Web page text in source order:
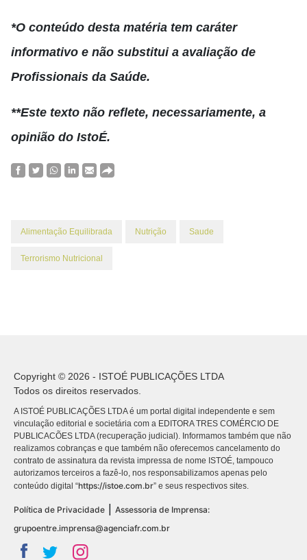
*O conteúdo desta matéria tem caráter
informativo e não substitui a avaliação de
Profissionais da Saúde.
**Este texto não reflete, necessariamente, a
opinião do IstoÉ.
Alimentação Equilibrada Nutrição Saude
Terrorismo Nutricional
Copyright © 2026 - ISTOÉ PUBLICAÇÕES LTDA
Todos os direitos reservados.
A ISTOÉ PUBLICAÇÕES LTDA é um portal digital independente e sem
vinculação editorial e societária com a EDITORA TRES COMÉRCIO DE
PUBLICACÕES LTDA (recuperação judicial). Informamos também que não
realizamos cobranças e que também não oferecemos cancelamento do
contrato de assinatura da revista impressa de nome ISTOÉ, tampouco
autorizamos terceiros a fazê-lo, nos responsabilizamos apenas pelo
conteúdo digital “https://istoe.com.br” e seus respectivos sites.
Política de Privacidade
Assessoria de Imprensa:
grupoentre.imprensa@agenciafr.com.br